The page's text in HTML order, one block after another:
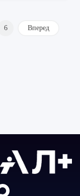
6 Вперед